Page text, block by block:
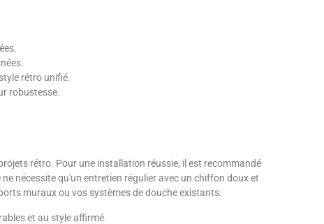
rétro unifié.
robustesse.
rétro. Pour une installation réussie, il est recommandé
nécessite qu'un entretien régulier avec un chiffon doux et
muraux ou vos systèmes de douche existants.
et au style affirmé.